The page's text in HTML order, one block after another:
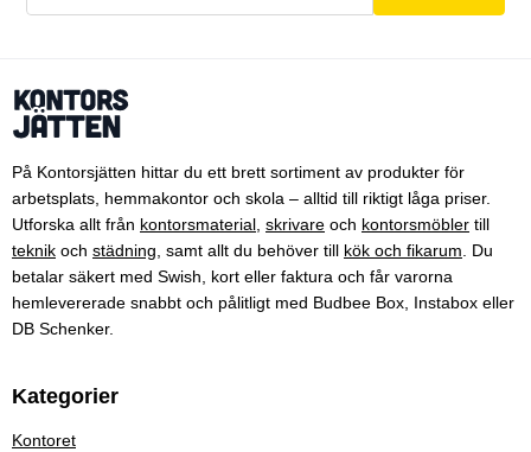
På Kontorsjätten hittar du ett brett sortiment av produkter för
arbetsplats, hemmakontor och skola – alltid till riktigt låga priser.
Utforska allt från kontorsmaterial, skrivare och kontorsmöbler till
teknik och städning, samt allt du behöver till kök och fikarum. Du
betalar säkert med Swish, kort eller faktura och får varorna
hemlevererade snabbt och pålitligt med Budbee Box, Instabox eller
DB Schenker.
Kategorier
Kontoret